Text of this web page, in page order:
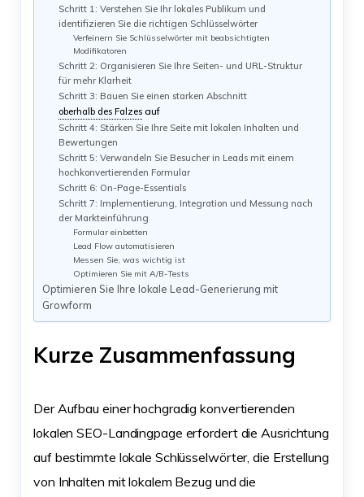
Schritt 1: Verstehen Sie Ihr lokales Publikum und
identifizieren Sie die richtigen Schlüsselwörter
Verfeinern Sie Schlüsselwörter mit beabsichtigten
Modifikatoren
Schritt 2: Organisieren Sie Ihre Seiten- und URL-Struktur
für mehr Klarheit
Schritt 3: Bauen Sie einen starken Abschnitt
oberhalb des Falzesauf
Schritt 4: Stärken Sie Ihre Seite mit lokalen Inhalten und
Bewertungen
Schritt 5: Verwandeln Sie Besucher in Leads mit einem
hochkonvertierenden Formular
Schritt 6: On-Page-Essentials
Schritt 7: Implementierung, Integration und Messung nach
der Markteinführung
Formular einbetten
Lead Flow automatisieren
Messen Sie, was wichtig ist
Optimieren Sie mit A/B-Tests
Optimieren Sie Ihre lokale Lead-Generierung mit
Growform
Kurze Zusammenfassung
Der Aufbau einer hochgradig konvertierenden
lokalen SEO-Landingpage erfordert die Ausrichtung
auf bestimmte lokale Schlüsselwörter, die Erstellung
von Inhalten mit lokalem Bezug und die